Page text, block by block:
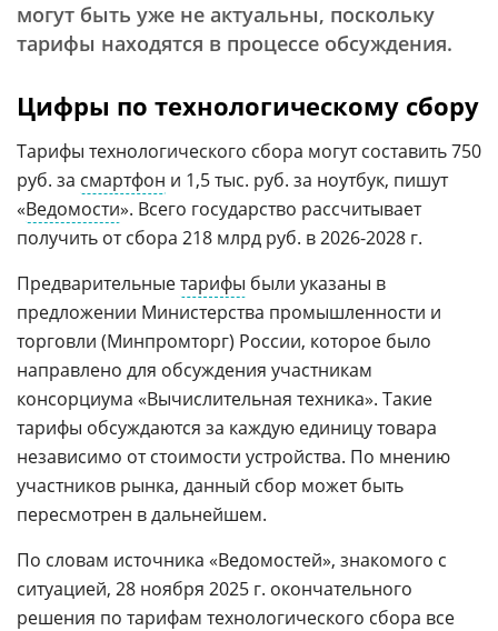
могут быть уже не актуальны, поскольку
тарифы находятся в процессе обсуждения.
Цифры по технологическому сбору
Тарифы технологического сбора могут составить 750
руб. за смартфон и 1,5 тыс. руб. за ноутбук, пишут
«Ведомости». Всего государство рассчитывает
получить от сбора 218 млрд руб. в 2026-2028 г.
Предварительныетарифы были указаны в
предложении Министерства промышленности и
торговли (Минпромторг) России, которое было
направлено для обсуждения участникам
консорциума «Вычислительная техника». Такие
тарифы обсуждаются за каждую единицу товара
независимо от стоимости устройства. По мнению
участников рынка, данный сбор может быть
пересмотрен в дальнейшем.
По словам источника «Ведомостей», знакомого с
ситуацией, 28 ноября 2025 г. окончательного
решения по тарифам технологического сбора все